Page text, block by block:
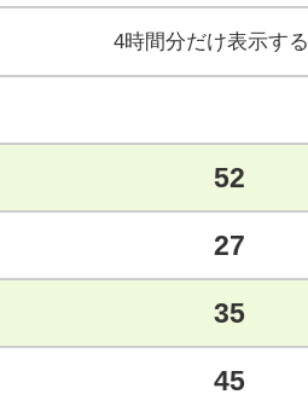
4時間分だけ表示する
52
27
35
45